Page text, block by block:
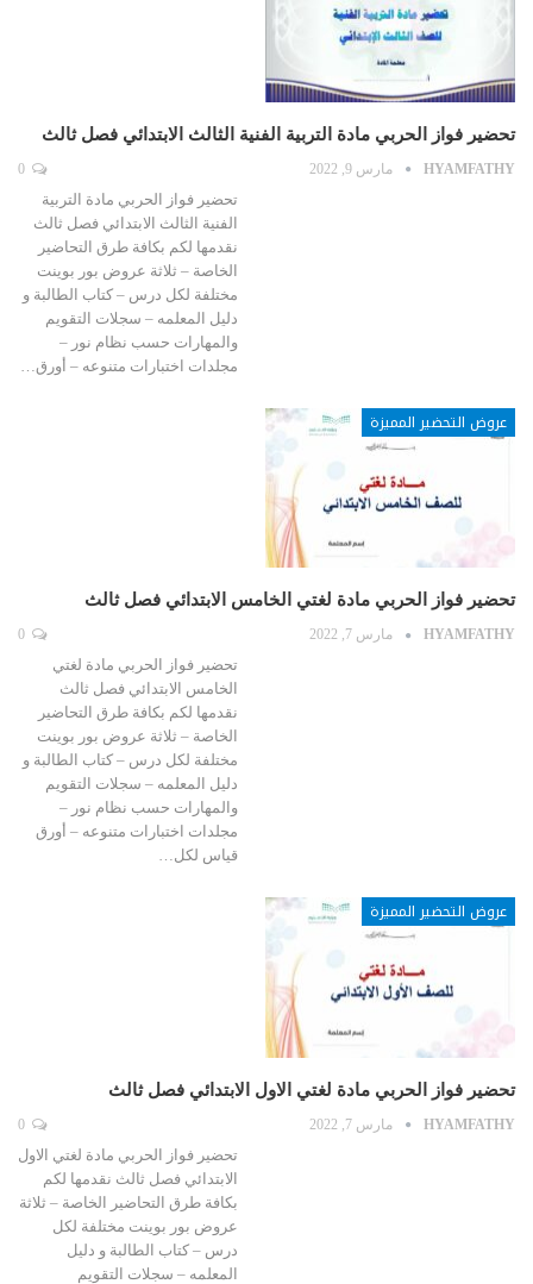
تحضير فواز الحربي مادة التربية الفنية الثالث الابتدائي فصل ثالث
HYAMFATHY مارس 9, 2022
تحضير فواز الحربي مادة التربية
الفنية الثالث الابتدائي فصل ثالث
نقدمها لكم بكافة طرق التحاضير
الخاصة – ثلاثة عروض بور بوينت
مختلفة لكل درس – كتاب الطالبة و
دليل المعلمه – سجلات التقويم
والمهارات حسب نظام نور –
مجلدات اختبارات متنوعه – أورق…
عروض التحضير المميزة
تحضير فواز الحربي مادة لغتي الخامس الابتدائي فصل ثالث
HYAMFATHY مارس 7, 2022
تحضير فواز الحربي مادة لغتي
الخامس الابتدائي فصل ثالث
نقدمها لكم بكافة طرق التحاضير
الخاصة – ثلاثة عروض بور بوينت
مختلفة لكل درس – كتاب الطالبة و
دليل المعلمه – سجلات التقويم
والمهارات حسب نظام نور –
مجلدات اختبارات متنوعه – أورق
قياس لكل…
عروض التحضير المميزة
تحضير فواز الحربي مادة لغتي الاول الابتدائي فصل ثالث
HYAMFATHY مارس 7, 2022
تحضير فواز الحربي مادة لغتي الاول
الابتدائي فصل ثالث نقدمها لكم
بكافة طرق التحاضير الخاصة – ثلاثة
عروض بور بوينت مختلفة لكل
درس – كتاب الطالبة و دليل
المعلمه – سجلات التقويم